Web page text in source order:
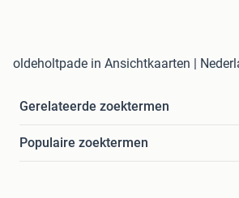
oldeholtpade in Ansichtkaarten |
Gerelateerde zoektermen
Populaire zoektermen